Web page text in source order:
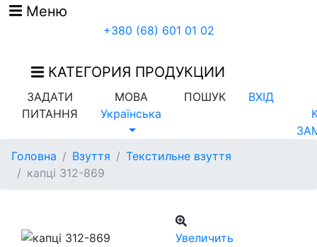
Меню
+380 (68) 601 01 02
КАТЕГОРИЯ ПРОДУКЦИИ
ЗАДАТИ
ПИТАННЯ
МОВА
Українська
ПОШУК
ВХІД
Головна
Взуття
Текстильне взуття
капці 312-869
Увеличить